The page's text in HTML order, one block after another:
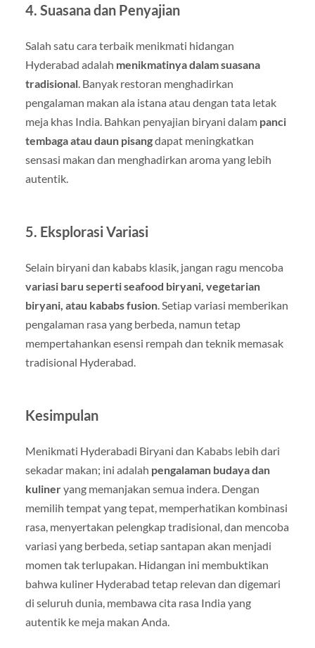
4. Suasana dan Penyajian
Salah satu cara terbaik menikmati hidangan
Hyderabad adalah menikmatinya dalam suasana
tradisional. Banyak restoran menghadirkan
pengalaman makan ala istana atau dengan tata letak
meja khas India. Bahkan penyajian biryani dalam panci
tembaga atau daun pisangdapat meningkatkan
sensasi makan dan menghadirkan aroma yang lebih
autentik.
5. Eksplorasi Variasi
Selain biryani dan kababs klasik, jangan ragu mencoba
variasi baru seperti seafood biryani, vegetarian
biryani, atau kababs fusion. Setiap variasi memberikan
pengalaman rasa yang berbeda, namun tetap
mempertahankan esensi rempah dan teknik memasak
tradisional Hyderabad.
Kesimpulan
Menikmati Hyderabadi Biryani dan Kababs lebih dari
sekadar makan; ini adalah pengalaman budaya dan
kulineryang memanjakan semua indera. Dengan
memilih tempat yang tepat, memperhatikan kombinasi
rasa, menyertakan pelengkap tradisional, dan mencoba
variasi yang berbeda, setiap santapan akan menjadi
momen tak terlupakan. Hidangan ini membuktikan
bahwa kuliner Hyderabad tetap relevan dan digemari
di seluruh dunia, membawa cita rasa India yang
autentik ke meja makan Anda.